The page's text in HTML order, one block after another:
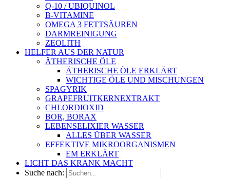
Q-10 / UBIQUINOL
B-VITAMINE
OMEGA 3 FETTSÄUREN
DARMREINIGUNG
ZEOLITH
HELFER AUS DER NATUR
ÄTHERISCHE ÖLE
ÄTHERISCHE ÖLE ERKLÄRT
WICHTIGE ÖLE UND MISCHUNGEN
SPAGYRIK
GRAPEFRUITKERNEXTRAKT
CHLORDIOXID
BOR, BORAX
LEBENSELIXIER WASSER
ALLES ÜBER WASSER
EFFEKTIVE MIKROORGANISMEN
EM ERKLÄRT
LICHT DAS KRANK MACHT
Suche nach: